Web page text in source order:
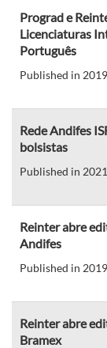
Prograd e
Licenciaturas
Português
Published in
Rede Andifes
bolsistas
Published in
Reinter abre
Andifes
Published in
Reinter abre
Bramex